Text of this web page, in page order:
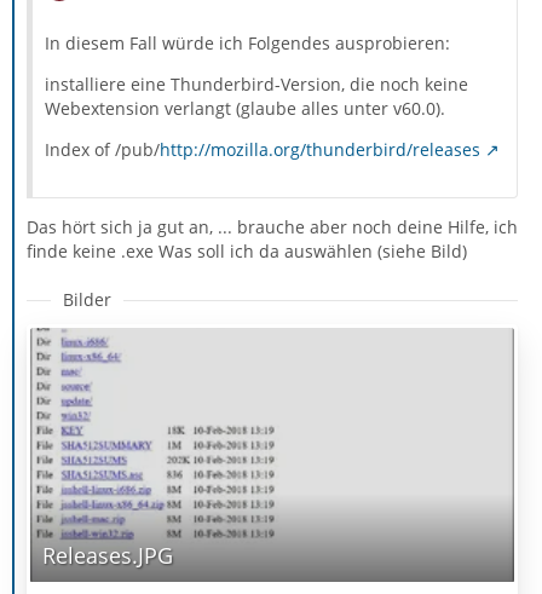
In diesem Fall würde ich Folgendes ausprobieren:
installiere eine Thunderbird-Version, die noch keine
Webextension verlangt (glaube alles unter v60.0).
Index of /pub/http://mozilla.org/thunderbird/releases
Das hört sich ja gut an, ... brauche aber noch deine Hilfe, ich
finde keine .exe Was soll ich da auswählen (siehe Bild)
Bilder
Releases.JPG